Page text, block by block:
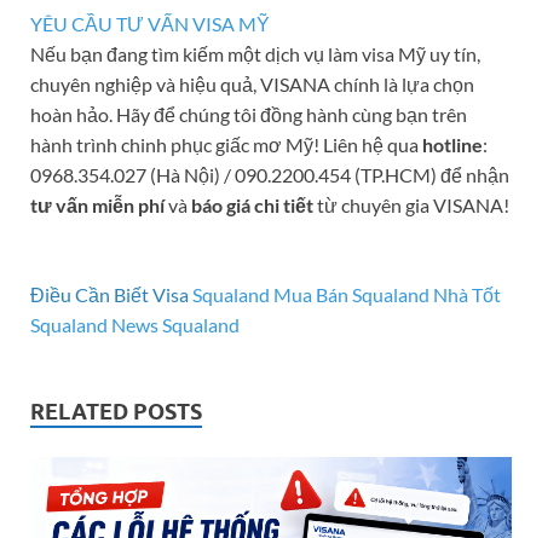
YÊU CẦU TƯ VẤN VISA MỸ
Nếu bạn đang tìm kiếm một dịch vụ làm visa Mỹ uy tín,
chuyên nghiệp và hiệu quả, VISANA chính là lựa chọn
hoàn hảo. Hãy để chúng tôi đồng hành cùng bạn trên
hành trình chinh phục giấc mơ Mỹ! Liên hệ qua hotline:
0968.354.027 (Hà Nội) / 090.2200.454 (TP.HCM) để nhận
tư vấn miễn phívà báo giá chi tiếttừ chuyên gia VISANA!
Điều Cần Biết Visa Squaland Mua Bán Squaland Nhà Tốt
Squaland News Squaland
RELATED POSTS